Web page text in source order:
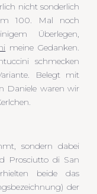
nicht sonderlich
100. Mal noch
Überlegen,
meine Gedanken.
schmecken
Belegt mit
Daniele waren wir
sondern dabei
Prosciutto di San
beide das
der